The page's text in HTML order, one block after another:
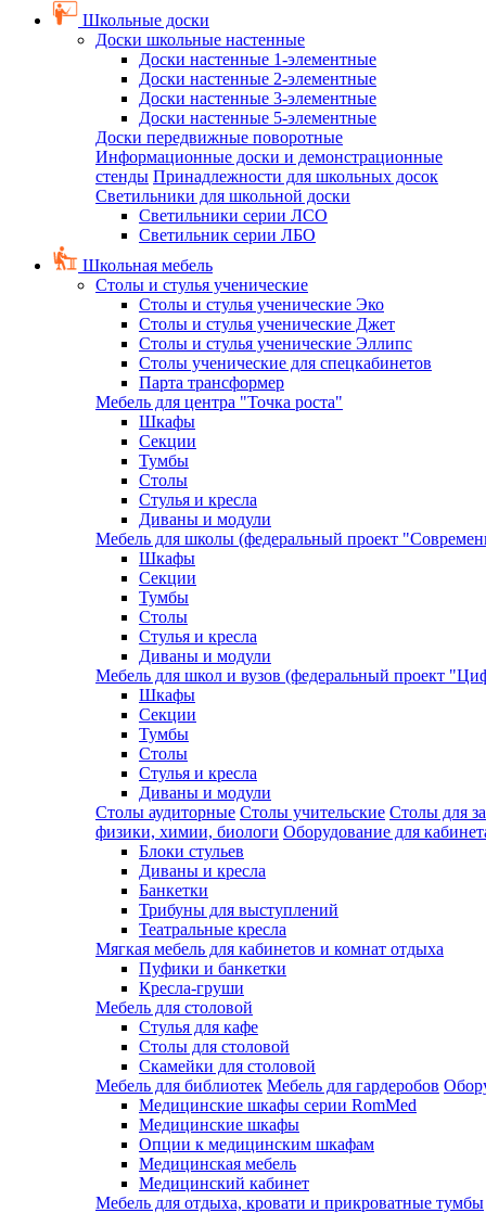
Школьные доски
Доски школьные настенные
Доски настенные 1-элементные
Доски настенные 2-элементные
Доски настенные 3-элементные
Доски настенные 5-элементные
Доски передвижные поворотные
Информационные доски и демонстрационные
стенды Принадлежности для школьных досок
Светильники для школьной доски
Светильники серии ЛСО
Светильник серии ЛБО
Школьная мебель
Столы и стулья ученические
Столы и стулья ученические Эко
Столы и стулья ученические Джет
Столы и стулья ученические Эллипс
Столы ученические для спецкабинетов
Парта трансформер
Мебель для центра "Точка роста"
Шкафы
Секции
Тумбы
Столы
Стулья и кресла
Диваны и модули
Мебель для школы (федеральный проект
Шкафы
Секции
Тумбы
Столы
Стулья и кресла
Диваны и модули
Мебель для школ и вузов (федеральный проект
Шкафы
Секции
Тумбы
Столы
Стулья и кресла
Диваны и модули
Столы аудиторные Столы учительские Столы для
физики, химии, биологи Оборудование для
Блоки стульев
Диваны и кресла
Банкетки
Трибуны для выступлений
Театральные кресла
Мягкая мебель для кабинетов и комнат отдыха
Пуфики и банкетки
Кресла-груши
Мебель для столовой
Cтулья для кафе
Cтолы для столовой
Скамейки для столовой
Мебель для библиотек Мебель для гардеробов
Медицинские шкафы серии RomMed
Медицинские шкафы
Опции к медицинским шкафам
Медицинская мебель
Медицинский кабинет
Мебель для отдыха, кровати и прикроватные тумбы